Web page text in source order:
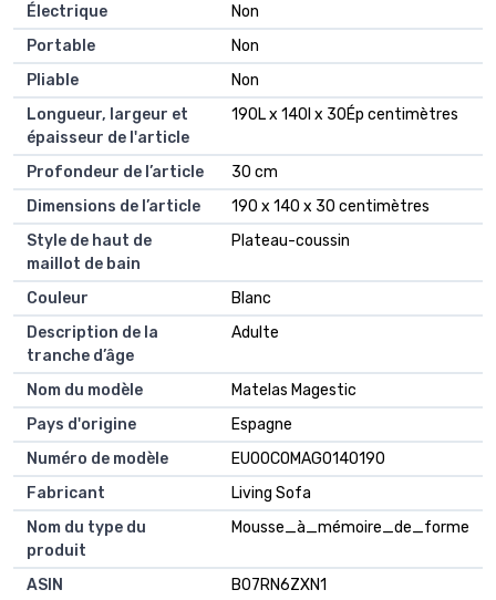
Électrique
Non
Portable
Non
Pliable
Non
Longueur, largeur et
épaisseur de l'article
190L x 140l x 30Ép centimètres
Profondeur de l’article
30 cm
Dimensions de l’article
190 x 140 x 30 centimètres
Style de haut de
maillot de bain
Plateau-coussin
Couleur
Blanc
Description de la
tranche d’âge
Adulte
Nom du modèle
Matelas Magestic
Pays d'origine
Espagne
Numéro de modèle
EU00COMAG0140190
Fabricant
Living Sofa
Nom du type du
produit
Mousse_à_mémoire_de_forme
ASIN B07RN6ZXN1